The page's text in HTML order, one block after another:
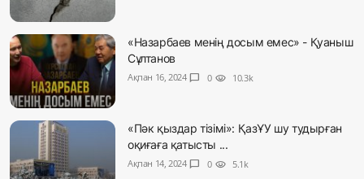
«Назарбаев менің досым емес» - Қуаныш
Сұлтанов
Ақпан 16, 2024 chat_bubble 0 visibility 10.3k
«Пәк қыздар тізімі»: ҚазҰУ шу тудырған
оқиғаға қатысты ...
Ақпан 14, 2024 chat_bubble 0 visibility 5.1k